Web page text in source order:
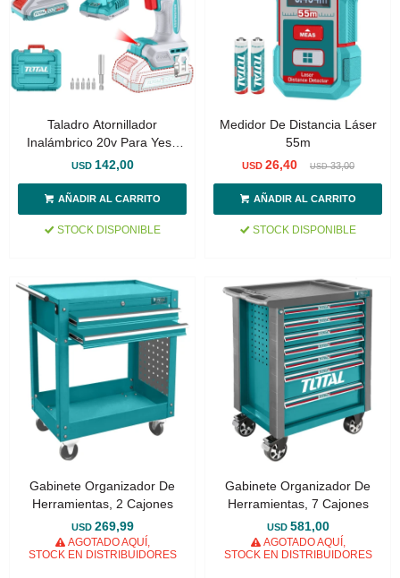
Taladro Atornillador
Inalámbrico 20v Para Yeso
Sin Carbones - 1 Batería
USD 142,00
STOCK DISPONIBLE
Medidor De Distancia Láser
55m
USD 26,40 USD 33,00
STOCK DISPONIBLE
Gabinete Organizador De
Herramientas, 2 Cajones
USD 269,99
AGOTADO AQUÍ,
STOCK EN DISTRIBUIDORES
Gabinete Organizador De
Herramientas, 7 Cajones
USD 581,00
AGOTADO AQUÍ,
STOCK EN DISTRIBUIDORES